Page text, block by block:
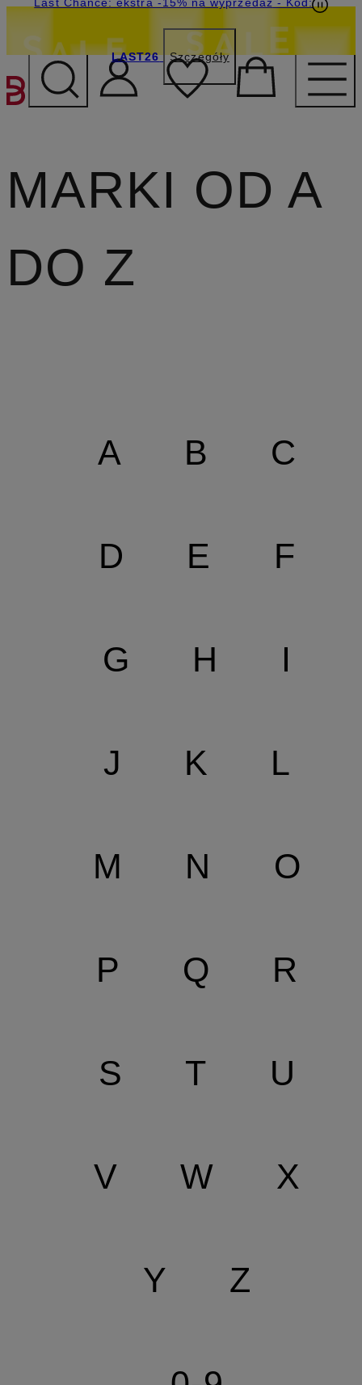
PRZEJDŹ DO GŁÓWNEJ
LAST26 Szczegóły
MARKI OD A
DO Z
A B C
D E F
G H I
J K L
M N O
P Q R
S T U
V W X
Y Z